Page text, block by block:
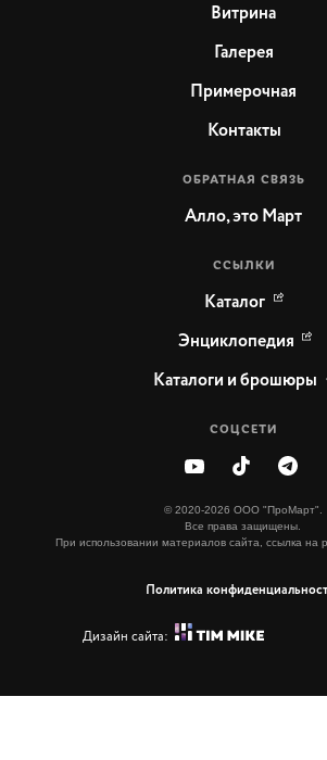
ССЫЛКИ
© 2020-2026 ООО "ПроМарт".
Все права защищены.
При использовании материалов сайта, ссылка на
Витрина
Галерея
Энциклопедия
ОБРАТНАЯ СВЯЗЬ
Политика
Примерочная
Контакты
Каталог
Дизайн сайта:
СОЦСЕТИ
Каталоги и брошюры
Алло, это Март